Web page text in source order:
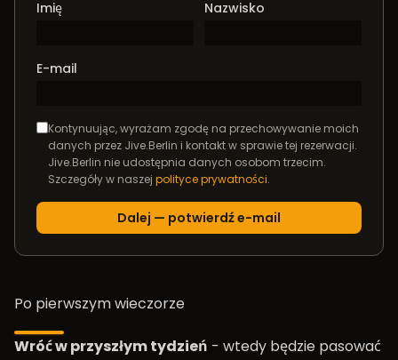
Imię Nazwisko
E-mail
Kontynuując, wyrażam zgodę na przechowywanie moich
danych przez Jive.Berlin i kontakt w sprawie tej rezerwacji.
Jive.Berlin nie udostępnia danych osobom trzecim.
Szczegóły w naszej polityce prywatności.
Po pierwszym wieczorze
Wróć w przyszłym tydzień - wtedy będzie pasować